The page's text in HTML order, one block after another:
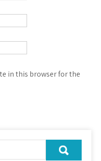
in this browser for the